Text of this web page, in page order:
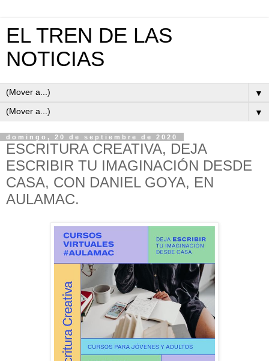
EL TREN DE LAS
NOTICIAS
▼
▼
domingo, 20 de septiembre de 2020
ESCRITURA CREATIVA, DEJA
ESCRIBIR TU IMAGINACIÓN DESDE
CASA, CON DANIEL GOYA, EN
AULAMAC.